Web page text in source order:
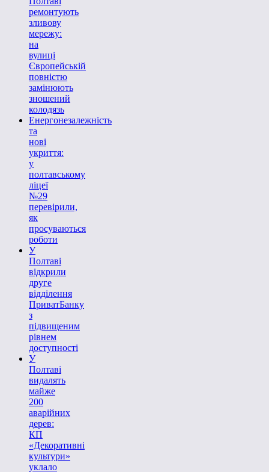
ремонтують
зливову
мережу:
на
вулиці
Європейській
повністю
замінюють
зношений
колодязь
Енергонезалежність
та
нові
укриття:
у
полтавському
ліцеї
№29
перевірили,
як
просуваються
роботи
У
Полтаві
відкрили
друге
відділення
ПриватБанку
з
підвищеним
рівнем
доступності
У
Полтаві
видалять
майже
200
аварійних
дерев:
КП
«Декоративні
культури»
уклало